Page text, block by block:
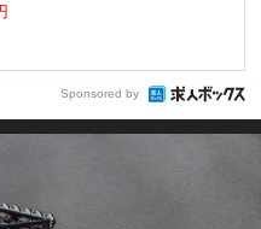
Sponsored by